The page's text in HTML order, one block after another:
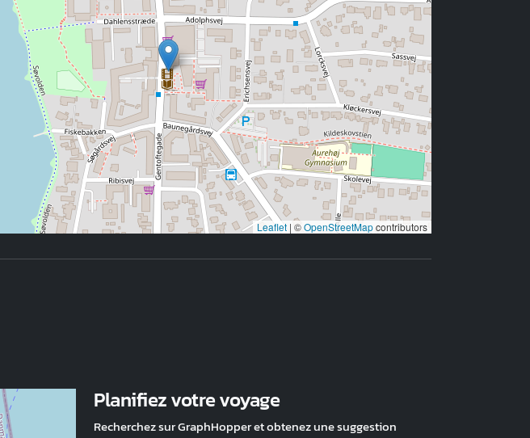
Leaflet | ©OpenStreetMapcontributors
Planifiez votre voyage
Recherchez sur GraphHopper et obtenez une suggestion